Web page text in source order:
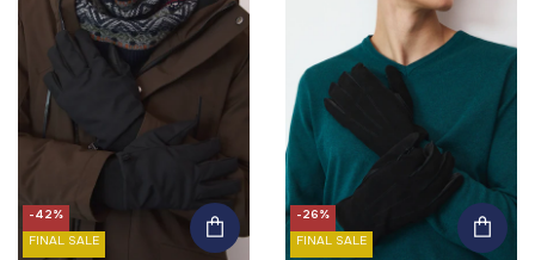
-42%
FINAL SALE
-26%
FINAL SALE